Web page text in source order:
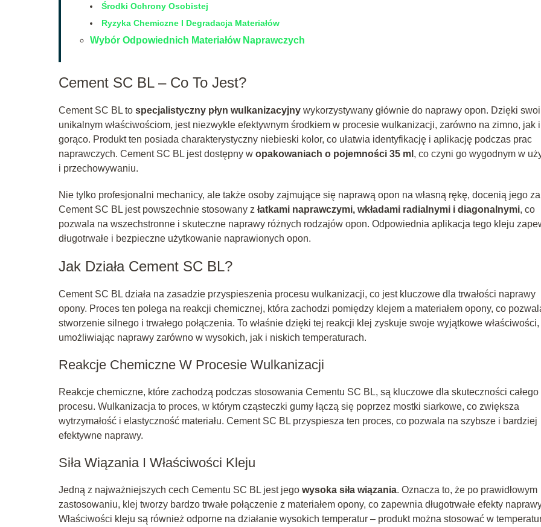
Środki Ochrony Osobistej
Ryzyka Chemiczne I Degradacja Materiałów
Wybór Odpowiednich Materiałów Naprawczych
Cement SC BL – Co To Jest?
Cement SC BL to specjalistyczny płyn wulkanizacyjny wykorzystywany głównie do naprawy opon. Dzięki
unikalnym właściwościom, jest niezwykle efektywnym środkiem w procesie wulkanizacji, zarówno na zimno, jak
gorąco. Produkt ten posiada charakterystyczny niebieski kolor, co ułatwia identyfikację i aplikację podczas prac
naprawczych. Cement SC BL jest dostępny w opakowaniach o pojemności 35 ml , co czyni go wygodnym w
i przechowywaniu.
Nie tylko profesjonalni mechanicy, ale także osoby zajmujące się naprawą opon na własną rękę, docenią jego
Cement SC BL jest powszechnie stosowany z łatkami naprawczymi, wkładami radialnymi i diagonalnymi, co
pozwala na wszechstronne i skuteczne naprawy różnych rodzajów opon. Odpowiednia aplikacja tego kleju
długotrwałe i bezpieczne użytkowanie naprawionych opon.
Jak Działa Cement SC BL?
Cement SC BL działa na zasadzie przyspieszenia procesu wulkanizacji, co jest kluczowe dla trwałości naprawy
opony. Proces ten polega na reakcji chemicznej, która zachodzi pomiędzy klejem a materiałem opony, co
stworzenie silnego i trwałego połączenia. To właśnie dzięki tej reakcji klej zyskuje swoje wyjątkowe właściwości,
umożliwiając naprawy zarówno w wysokich, jak i niskich temperaturach.
Reakcje Chemiczne W Procesie Wulkanizacji
Reakcje chemiczne, które zachodzą podczas stosowania Cementu SC BL, są kluczowe dla skuteczności całego
procesu. Wulkanizacja to proces, w którym cząsteczki gumy łączą się poprzez mostki siarkowe, co zwiększa
wytrzymałość i elastyczność materiału. Cement SC BL przyspiesza ten proces, co pozwala na szybsze i bardziej
efektywne naprawy.
Siła Wiązania I Właściwości Kleju
Jedną z najważniejszych cech Cementu SC BL jest jego wysoka siła wiązania. Oznacza to, że po prawidłowym
zastosowaniu, klej tworzy bardzo trwałe połączenie z materiałem opony, co zapewnia długotrwałe efekty
Właściwości kleju są również odporne na działanie wysokich temperatur – produkt można stosować w